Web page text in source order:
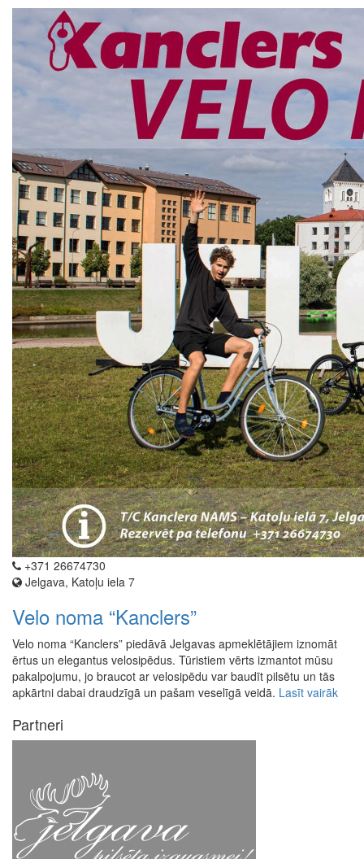
+371 26674730
Jelgava, Katoļu iela 7
Velo noma “Kanclers”
Velo noma “Kanclers” piedāvā Jelgavas apmeklētājiem iznomāt
ērtus un elegantus velosipēdus. Tūristiem vērts izmantot mūsu
pakalpojumu, jo braucot ar velosipēdu var baudīt pilsētu un tās
apkārtni dabai draudzīgā un pašam veselīgā veidā. Lasīt vairāk
Partneri